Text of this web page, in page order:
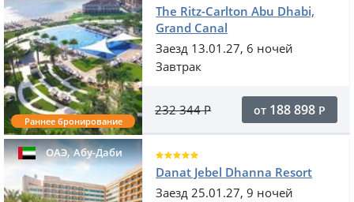
Раннее бронирование
The Ritz-Carlton Abu Dhabi,
Grand Canal
Заезд 13.01.27, 6 ночей
Завтрак
232 344Р от 188 898 Р
ОАЭ,Абу-Даби
Danat Jebel Dhanna Resort
Заезд 25.01.27, 9 ночей